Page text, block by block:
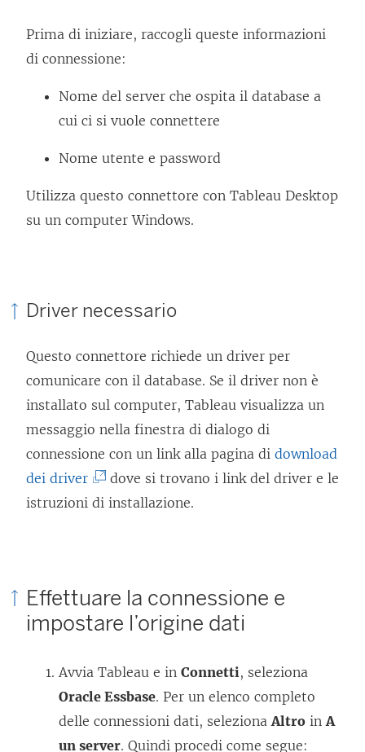
Prima di iniziare, raccogli queste informazioni
di connessione:
Nome del server che ospita il database a
cui ci si vuole connettere
Nome utente e password
Utilizza questo connettore con Tableau Desktop
su un computer Windows.
Driver necessario
Questo connettore richiede un driver per
comunicare con il database. Se il driver non è
installato sul computer, Tableau visualizza un
messaggio nella finestra di dialogo di
connessione con un link alla pagina di download
dei driver(
l
l
g
a
m
e
dove si trovano i link del driver e le
istruzioni di installazione.
Effettuare la connessione e
impostare l’origine dati
Avvia Tableau e in Connetti, seleziona
Oracle Essbase. Per un elenco completo
delle connessioni dati, selezionaAltro inA
un server. Quindi procedi come segue: